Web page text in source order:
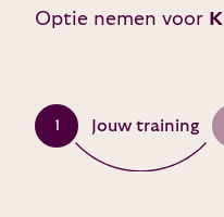
Optie nemen voor
1 Jouw training